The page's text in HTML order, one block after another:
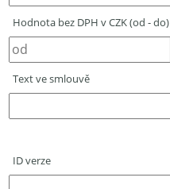
Hodnota bez DPH v CZK (od - do)
Text ve smlouvě
ID verze